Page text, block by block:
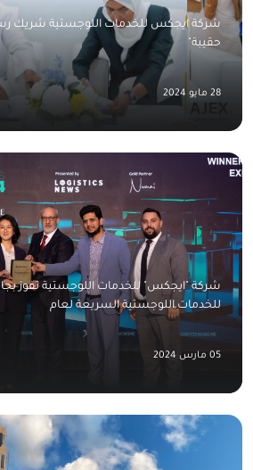
شركة ايجكس للخدمات اللوجستية شريك
حقيبة"
28 مايو 2024
شركة "ايجكس" للخدمات اللوجستية تفوز
للخدمات اللوجستية السريعة لعام
05 مارس 2024